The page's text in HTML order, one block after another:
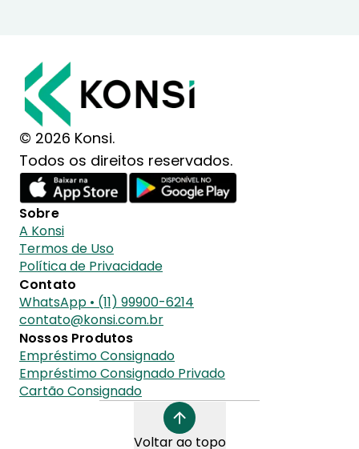
© 2026 Konsi.
Todos os direitos reservados.
Sobre
A Konsi
Termos de Uso
Política de Privacidade
Contato
WhatsApp • (11) 99900-6214
contato@konsi.com.br
Nossos Produtos
Empréstimo Consignado
Empréstimo Consignado Privado
Cartão Consignado
Voltar ao topo